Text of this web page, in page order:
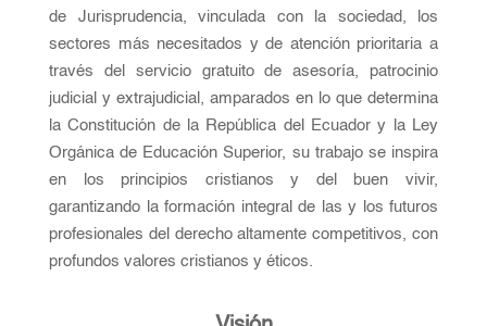
de Jurisprudencia, vinculada con la sociedad, los
sectores más necesitados y de atención prioritaria a
través del servicio gratuito de asesoría, patrocinio
judicial y extrajudicial, amparados en lo que determina
la Constitución de la República del Ecuador y la Ley
Orgánica de Educación Superior, su trabajo se inspira
en los principios cristianos y del buen vivir,
garantizando la formación integral de las y los futuros
profesionales del derecho altamente competitivos, con
profundos valores cristianos y éticos.